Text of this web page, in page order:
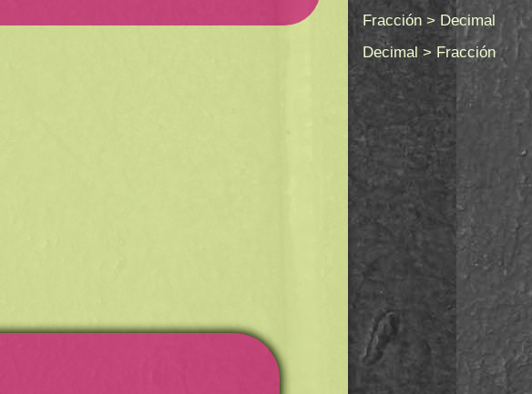
Fracción > Decimal
Decimal > Fracción